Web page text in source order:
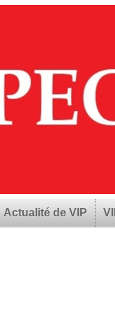
Actualité de VIP